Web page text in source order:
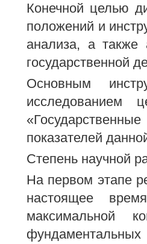
Конечной целью
положений и
анализа, а также
государственной
Основным
исследованием
показателей
Степень научной
На первом этапе
настоящее
максимальной
фундаментальных